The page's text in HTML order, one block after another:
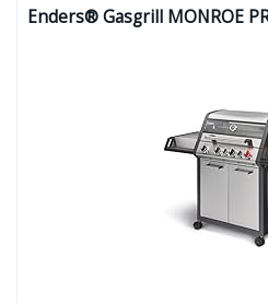
Enders® Gasgrill MONROE